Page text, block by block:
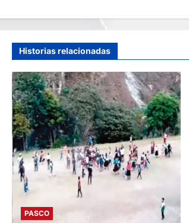
e
g
a
c
i
ó
n
d
Historias relacionadas
PASCO